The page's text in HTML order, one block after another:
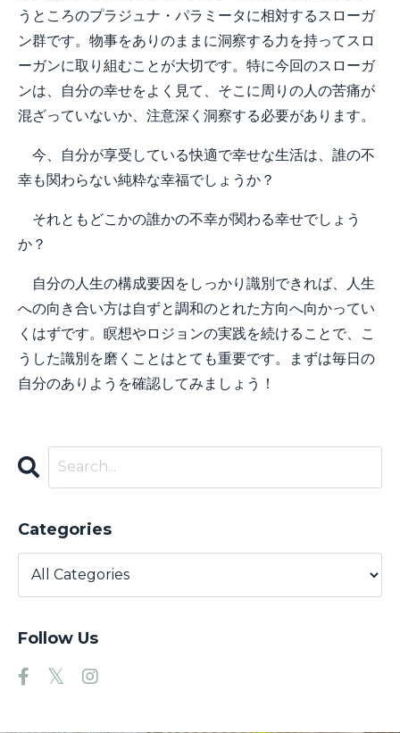
うところのプラジュナ・パラミータに相対するスローガ
ン群です。物事をありのままに洞察する力を持ってスロ
ーガンに取り組むことが大切です。特に今回のスローガ
ンは、自分の幸せをよく見て、そこに周りの人の苦痛が
混ざっていないか、注意深く洞察する必要があります。
今、自分が享受している快適で幸せな生活は、誰の不
幸も関わらない純粋な幸福でしょうか？
それともどこかの誰かの不幸が関わる幸せでしょう
か？
自分の人生の構成要因をしっかり識別できれば、人生
への向き合い方は自ずと調和のとれた方向へ向かってい
くはずです。瞑想やロジョンの実践を続けることで、こ
うした識別を磨くことはとても重要です。まずは毎日の
自分のありようを確認してみましょう！
Categories
Follow Us